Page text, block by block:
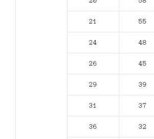
21 55
24 48
26 45
29 39
31 37
36 32